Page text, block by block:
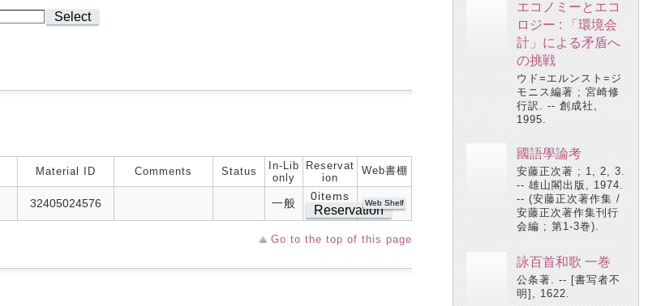
Select
Material ID Comments Status
In-Lib
only
Reservat
ion
Web書棚
32405024576 一般
0items
Reservation
Web Shelf
Go to the top of this page
エコノミーとエコ
ロジー : 「環境会
計」による矛盾へ
の挑戦
ウド=エルンスト=ジ
モニス編著 ; 宮崎修
行訳. -- 創成社,
1995.
國語學論考
安藤正次著 ; 1, 2, 3.
-- 雄山閣出版, 1974.
-- (安藤正次著作集 /
安藤正次著作集刊行
会編 ; 第1-3巻).
詠百首和歌 一巻
公条著. -- [書写者不
明], 1622.